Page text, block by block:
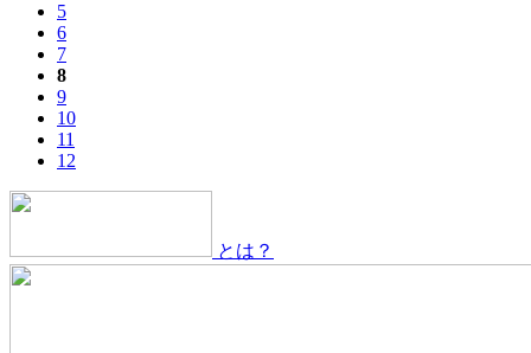
5
6
7
8
9
10
11
12
とは？